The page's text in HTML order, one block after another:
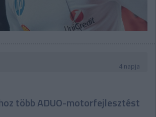
4 napja
több ADUO-motorfejlesztést